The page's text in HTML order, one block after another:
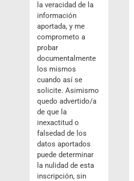
la veracidad de la
información
aportada, y me
comprometo a
probar
documentalmente
los mismos
cuando así se
solicite. Asimismo
quedo advertido/a
de que la
inexactitud o
falsedad de los
datos aportados
puede determinar
la nulidad de esta
inscripción, sin